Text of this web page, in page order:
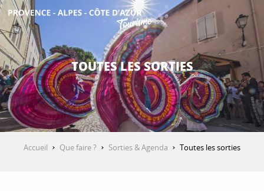
Aller
contenu
principal
DÉCOUVRIR
QUE FAIRE ?
SÉJOURNER
TOUTES LES SORTIES
Accueil Que faire ? Sorties & Agenda Toutes les sorties